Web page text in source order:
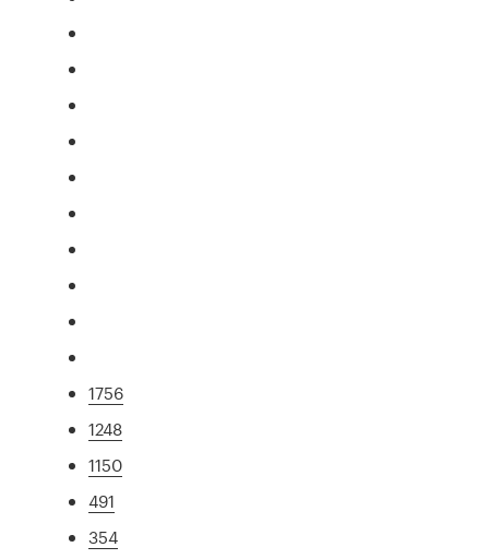
1756
1248
1150
491
354